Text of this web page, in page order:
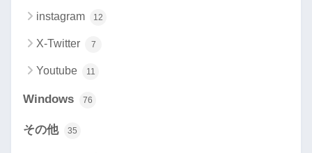
instagram 12
X-Twitter 7
Youtube 11
Windows 76
その他 35